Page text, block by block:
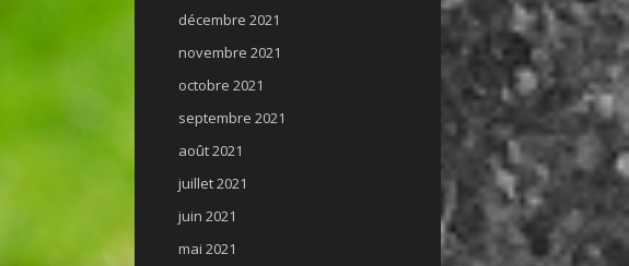
décembre 2021
novembre 2021
octobre 2021
septembre 2021
août 2021
juillet 2021
juin 2021
mai 2021